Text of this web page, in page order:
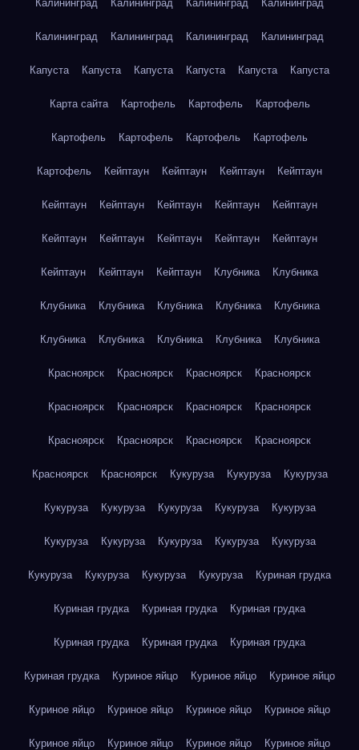
Калининград Калининград Калининград Калининград
Калининград Калининград Калининград Калининград
Капуста Капуста Капуста Капуста Капуста Капуста
Карта сайта Картофель Картофель Картофель
Картофель Картофель Картофель Картофель
Картофель Кейптаун Кейптаун Кейптаун Кейптаун
Кейптаун Кейптаун Кейптаун Кейптаун Кейптаун
Кейптаун Кейптаун Кейптаун Кейптаун Кейптаун
Кейптаун Кейптаун Кейптаун Клубника Клубника
Клубника Клубника Клубника Клубника Клубника
Клубника Клубника Клубника Клубника Клубника
Красноярск Красноярск Красноярск Красноярск
Красноярск Красноярск Красноярск Красноярск
Красноярск Красноярск Красноярск Красноярск
Красноярск Красноярск Кукуруза Кукуруза Кукуруза
Кукуруза Кукуруза Кукуруза Кукуруза Кукуруза
Кукуруза Кукуруза Кукуруза Кукуруза Кукуруза
Кукуруза Кукуруза Кукуруза Кукуруза Куриная грудка
Куриная грудка Куриная грудка Куриная грудка
Куриная грудка Куриная грудка Куриная грудка
Куриная грудка Куриное яйцо Куриное яйцо Куриное яйцо
Куриное яйцо Куриное яйцо Куриное яйцо Куриное яйцо
Куриное яйцо Куриное яйцо Куриное яйцо Куриное яйцо